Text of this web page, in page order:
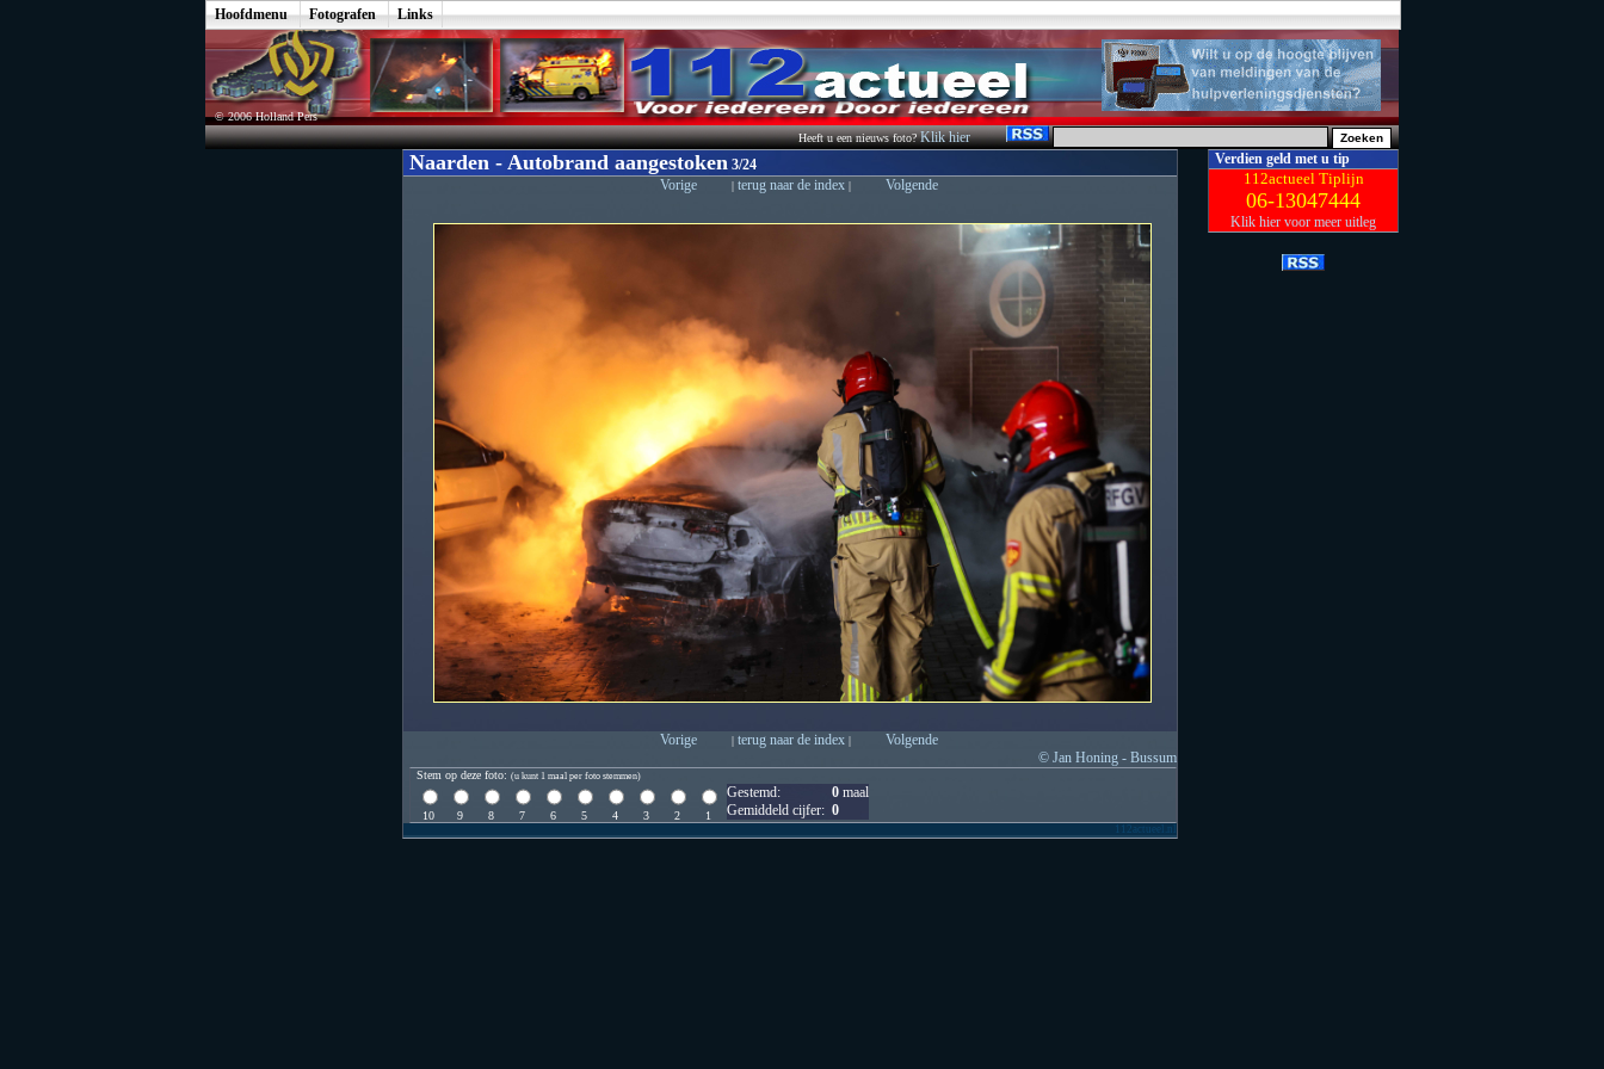
Hoofdmenu Fotografen Links
© 2006 Holland Pers
Heeft u een nieuws foto?Klik hier
Naarden - Autobrand aangestoken3/24
Vorige
| terug naar de index | Volgende
Vorige | terug naar de index |
Volgende
© Jan Honing - Bussum
Stem op deze foto: (u kunt 1 maal per foto stemmen)
10 9 8 7 6 5 4 3 2 1
Gestemd: 0maal
Gemiddeld cijfer: 0
112actueel.nl
Verdien geld met u tip
112actueel Tiplijn
06-13047444
Klik hier voor meer uitleg